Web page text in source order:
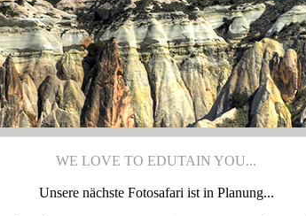
WE LOVE TO EDUTAIN YOU...
Unsere nächste Fotosafari ist in Planung...